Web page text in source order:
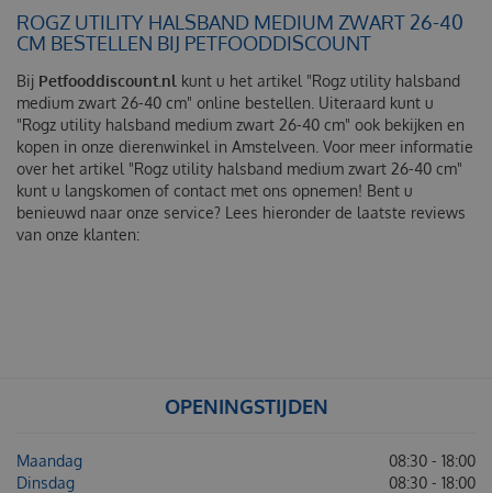
ROGZ UTILITY HALSBAND MEDIUM ZWART 26-40
CM BESTELLEN BIJ PETFOODDISCOUNT
Bij Petfooddiscount.nl kunt u het artikel "Rogz utility halsband
medium zwart 26-40 cm" online bestellen. Uiteraard kunt u
"Rogz utility halsband medium zwart 26-40 cm" ook bekijken en
kopen in onze dierenwinkel in Amstelveen. Voor meer informatie
over het artikel "Rogz utility halsband medium zwart 26-40 cm"
kunt u langskomen of contact met ons opnemen! Bent u
benieuwd naar onze service? Lees hieronder de laatste reviews
van onze klanten:
OPENINGSTIJDEN
Maandag
08:30 - 18:00
Dinsdag
08:30 - 18:00